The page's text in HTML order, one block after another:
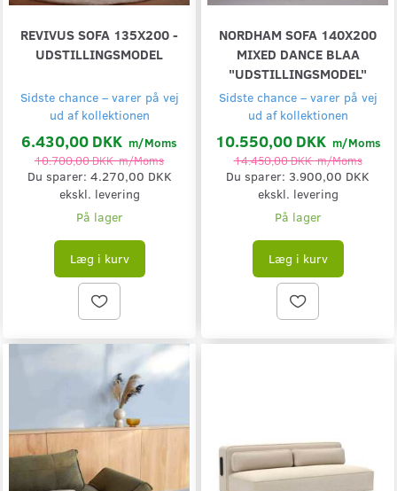
REVIVUS SOFA 135X200 -
UDSTILLINGSMODEL
Sidste chance – varer på vej
ud af kollektionen
6.430,00 DKK m/Moms
10.700,00 DKKm/Moms
Du sparer: 4.270,00 DKK
ekskl. levering
På lager
Læg i kurv
NORDHAM SOFA 140X200
MIXED DANCE BLAA
"UDSTILLINGSMODEL"
Sidste chance – varer på vej
ud af kollektionen
10.550,00 DKK m/Moms
14.450,00 DKKm/Moms
Du sparer: 3.900,00 DKK
ekskl. levering
På lager
Læg i kurv